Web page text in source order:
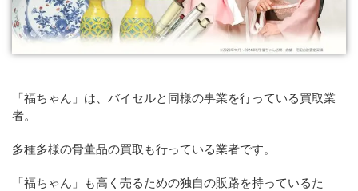
「福ちゃん」は、バイセルと同様の事業を行っている買取業
者。
多種多様の骨董品の買取も行っている業者です。
「福ちゃん」も高く売るための独自の販路を持っているた